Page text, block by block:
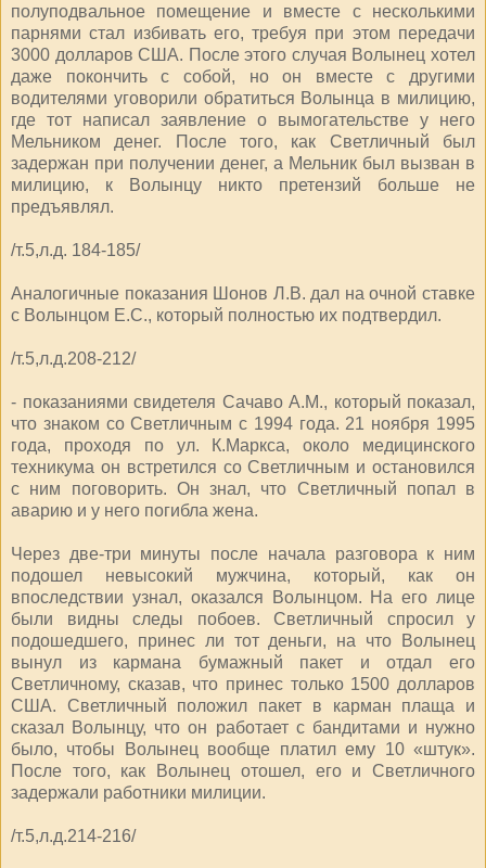
полуподвальное помещение и вместе с несколькими
парнями стал избивать его, требуя при этом передачи
3000 долларов США. После этого случая Волынец хотел
даже покончить с собой, но он вместе с другими
водителями уговорили обратиться Волынца в милицию,
где тот написал заявление о вымогательстве у него
Мельником денег. После того, как Светличный был
задержан при получении денег, а Мельник был вызван в
милицию, к Волынцу никто претензий больше не
предъявлял.
/т.5,л.д. 184-185/
Аналогичные показания Шонов Л.В. дал на очной ставке
с Волынцом Е.С., который полностью их подтвердил.
/т.5,л.д.208-212/
- показаниями свидетеля Сачаво А.М., который показал,
что знаком со Светличным с 1994 года. 21 ноября 1995
года, проходя по ул. К.Маркса, около медицинского
техникума он встретился со Светличным и остановился
с ним поговорить. Он знал, что Светличный попал в
аварию и у него погибла жена.
Через две-три минуты после начала разговора к ним
подошел невысокий мужчина, который, как он
впоследствии узнал, оказался Волынцом. На его лице
были видны следы побоев. Светличный спросил у
подошедшего, принес ли тот деньги, на что Волынец
вынул из кармана бумажный пакет и отдал его
Светличному, сказав, что принес только 1500 долларов
США. Светличный положил пакет в карман плаща и
сказал Волынцу, что он работает с бандитами и нужно
было, чтобы Волынец вообще платил ему 10 «штук».
После того, как Волынец отошел, его и Светличного
задержали работники милиции.
/т.5,л.д.214-216/